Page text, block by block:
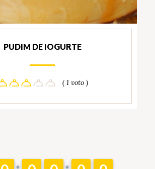
PUDIM DE IOGURTE
( 1 voto )